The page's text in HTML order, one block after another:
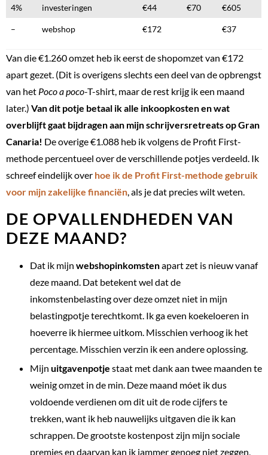
4% investeringen €44 €70 €605
– webshop €172 €37
Van die €1.260 omzet heb ik eerst de shopomzet van €172
apart gezet. (Dit is overigens slechts een deel van de opbrengst
van het Poco a poco-T-shirt, maar de rest krijg ik een maand
later.) Van dit potje betaal ik alle inkoopkosten en wat
overblijft gaat bijdragen aan mijn schrijversretreats op Gran
Canaria! De overige €1.088 heb ik volgens de Profit First-
methode percentueel over de verschillende potjes verdeeld. Ik
schreef eindelijk over hoe ik de Profit First-methode gebruik
voor mijn zakelijke financiën, als je dat precies wilt weten.
DE OPVALLENDHEDEN VAN
DEZE MAAND?
Dat ik mijn webshopinkomstenapart zet is nieuw vanaf
deze maand. Dat betekent wel dat de
inkomstenbelasting over deze omzet niet in mijn
belastingpotje terechtkomt. Ik ga even koekeloeren in
hoeverre ik hiermee uitkom. Misschien verhoog ik het
percentage. Misschien verzin ik een andere oplossing.
Mijn uitgavenpotje staat met dank aan twee maanden te
weinig omzet in de min. Deze maand móet ik dus
voldoende verdienen om dit uit de rode cijfers te
trekken, want ik heb nauwelijks uitgaven die ik kan
schrappen. De grootste kostenpost zijn mijn sociale
premies en daarvan kan ik jammer genoeg niet zeggen,